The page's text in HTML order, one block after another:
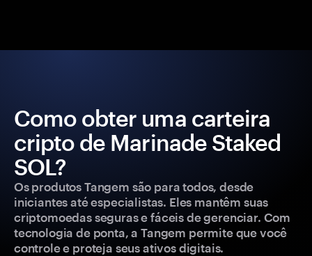
Como obter uma carteira
cripto de Marinade Staked
SOL?
Os produtos Tangem são para todos, desde
iniciantes até especialistas. Eles mantêm suas
criptomoedas seguras e fáceis de gerenciar. Com
tecnologia de ponta, a Tangem permite que você
controle e proteja seus ativos digitais.